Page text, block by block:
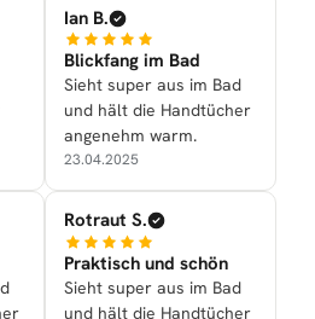
Ian B.
Blickfang im Bad
Sieht super aus im Bad
und hält die Handtücher
angenehm warm.
23.04.2025
Rotraut S.
Praktisch und schön
Sieht super aus im Bad
und hält die Handtücher